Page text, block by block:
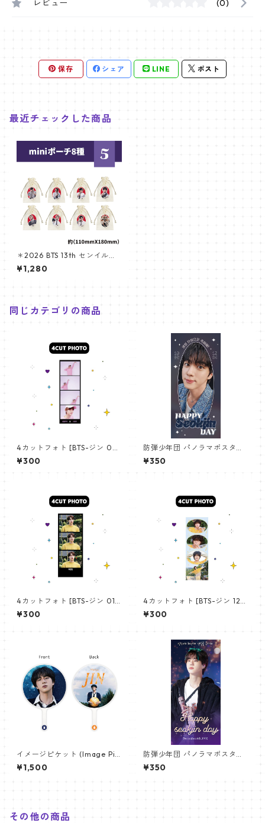
レビュー (0)
保存 シェア LINE ポスト
最近チェックした商品
＊2026 BTS 13th センイルグ
ッズ ＊ ポーチ
¥1,280
同じカテゴリの商品
4カットフォト [BTS-ジン 02]
4CUT PHOTO BTS-JIN 02
¥300
防弾少年団 パノラマポスター
(BTS Poster) 700*330mm
【ジン Jin-18】
¥350
4カットフォト [BTS-ジン 01]
4CUT PHOTO BTS-JIN 01
¥300
4カットフォト [BTS-ジン 12]
4CUT PHOTO BTS-JIN 12
¥300
イメージピケット (Image Pic
ket) うちわ - ジン (JIN-08)
¥1,500
防弾少年団 パノラマポスター
(BTS Poster) 700*330mm
【ジン Jin-10】
¥350
その他の商品